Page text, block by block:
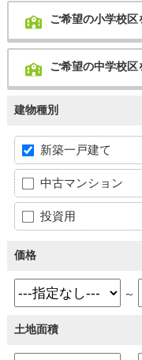
ご希望の小学校
ご希望の中学校
建物種別
新築一戸建て
中古マンション
投資用
価格
～
土地面積